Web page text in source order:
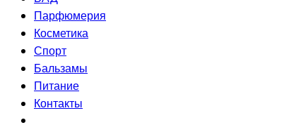
Парфюмерия
Косметика
Спорт
Бальзамы
Питание
Контакты